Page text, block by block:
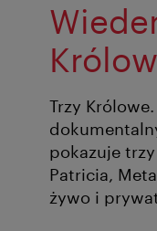
Trzy
pokazuje
Patricia,
żywo i